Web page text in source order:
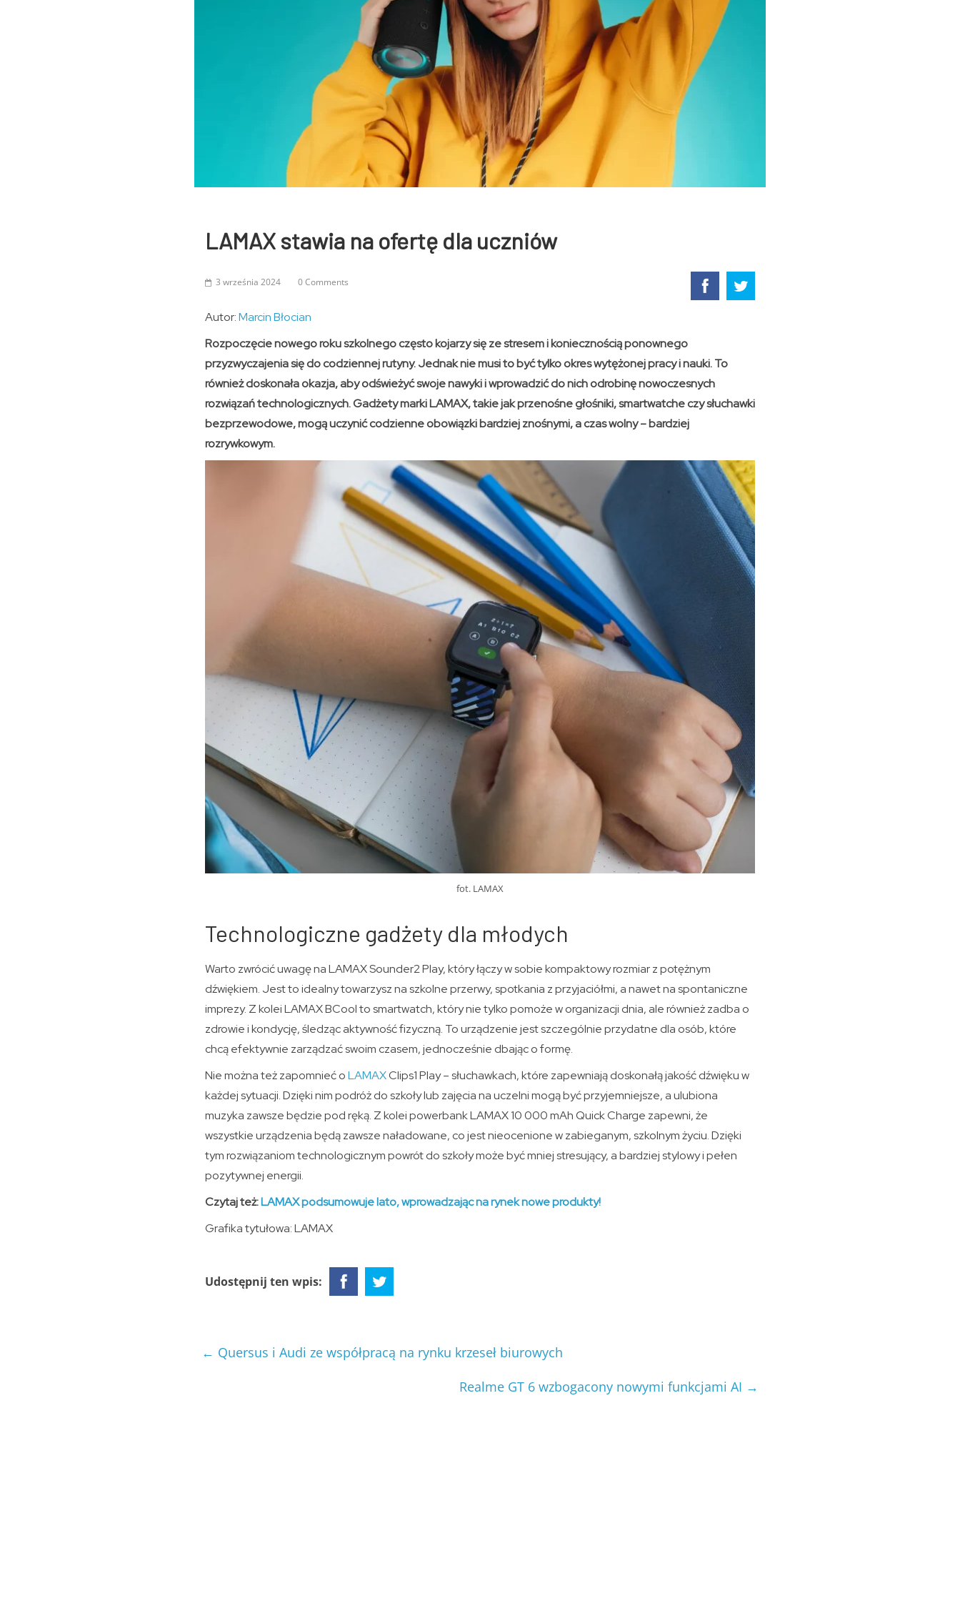
LAMAX stawia na ofertę dla uczniów
3 września 2024 0 Comments
Autor:Marcin Błocian
Rozpoczęcie nowego roku szkolnego często kojarzy się ze stresem i koniecznością ponownego
przyzwyczajenia się do codziennej rutyny. Jednak nie musi to być tylko okres wytężonej pracy i nauki. To
również doskonała okazja, aby odświeżyć swoje nawyki i wprowadzić do nich odrobinę nowoczesnych
rozwiązań technologicznych. Gadżety marki LAMAX, takie jak przenośne głośniki, smartwatche czy słuchawki
bezprzewodowe, mogą uczynić codzienne obowiązki bardziej znośnymi, a czas wolny – bardziej
rozrywkowym.
fot. LAMAX
Technologiczne gadżety dla młodych
Warto zwrócić uwagę na LAMAX Sounder2 Play, który łączy w sobie kompaktowy rozmiar z potężnym
dźwiękiem. Jest to idealny towarzysz na szkolne przerwy, spotkania z przyjaciółmi, a nawet na spontaniczne
imprezy. Z kolei LAMAX BCool to smartwatch, który nie tylko pomoże w organizacji dnia, ale również zadba o
zdrowie i kondycję, śledząc aktywność fizyczną. To urządzenie jest szczególnie przydatne dla osób, które
chcą efektywnie zarządzać swoim czasem, jednocześnie dbając o formę.
Nie można też zapomnieć oLAMAXClips1 Play – słuchawkach, które zapewniają doskonałą jakość dźwięku w
każdej sytuacji. Dzięki nim podróż do szkoły lub zajęcia na uczelni mogą być przyjemniejsze, a ulubiona
muzyka zawsze będzie pod ręką. Z kolei powerbank LAMAX 10 000 mAh Quick Charge zapewni, że
wszystkie urządzenia będą zawsze naładowane, co jest nieocenione w zabieganym, szkolnym życiu. Dzięki
tym rozwiązaniom technologicznym powrót do szkoły może być mniej stresujący, a bardziej stylowy i pełen
pozytywnej energii.
Czytaj też:LAMAX podsumowuje lato, wprowadzając na rynek nowe produkty!
Grafika tytułowa: LAMAX
Udostępnij ten wpis:
← Quersus i Audi ze współpracą na rynku krzeseł biurowych
Realme GT 6 wzbogacony nowymi funkcjami AI →